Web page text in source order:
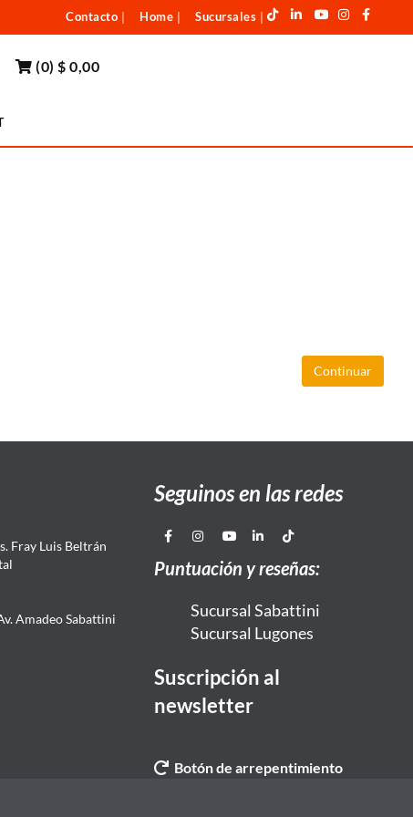
Contacto Home Sucursales
(0)$ 0,00
Continuar
Fray Luis Beltrán
Amadeo Sabattini
Seguinos en las redes
Puntuación y reseñas:
Sucursal Sabattini
Sucursal Lugones
Suscripción al
newsletter
Botón de arrepentimiento